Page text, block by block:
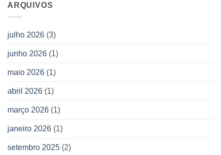
ARQUIVOS
julho 2026 (3)
junho 2026 (1)
maio 2026 (1)
abril 2026 (1)
março 2026 (1)
janeiro 2026 (1)
setembro 2025 (2)